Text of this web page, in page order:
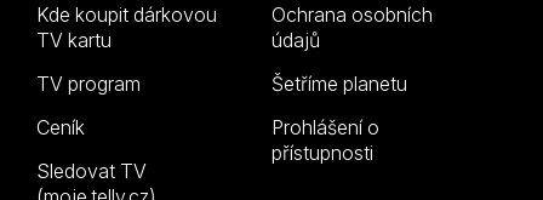
Kde koupit dárkovou
TV kartu
TV program
Ceník
Sledovat TV
Ochrana osobních
údajů
Šetříme planetu
Prohlášení o
přístupnosti